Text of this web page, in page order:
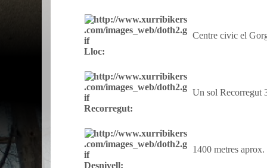
Lloc:
Centre civic el
Recorregut:
Un sol Recorregut
Desnivell:
1400 metres aprox.